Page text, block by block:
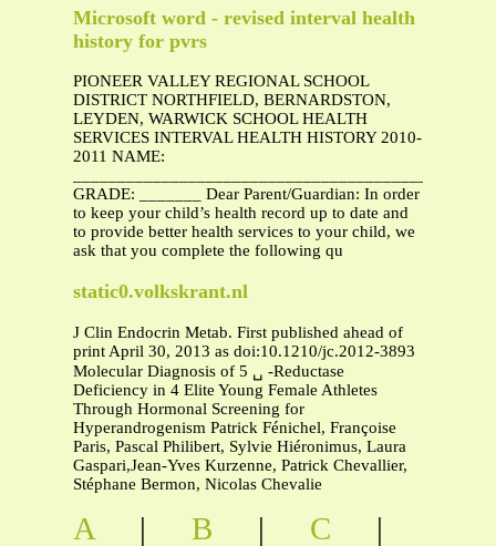
Microsoft word - revised interval health
history for pvrs
PIONEER VALLEY REGIONAL SCHOOL
DISTRICT NORTHFIELD, BERNARDSTON,
LEYDEN, WARWICK SCHOOL HEALTH
SERVICES INTERVAL HEALTH HISTORY 2010-
2011 NAME:
GRADE: _______ Dear Parent/Guardian: In order
to keep your child’s health record up to date and
to provide better health services to your child, we
ask that you complete the following qu
static0.volkskrant.nl
J Clin Endocrin Metab. First published ahead of
print April 30, 2013 as doi:10.1210/jc.2012-3893
Molecular Diagnosis of 5 ␣ -Reductase
Deficiency in 4 Elite Young Female Athletes
Through Hormonal Screening for
Hyperandrogenism Patrick Fénichel, Françoise
Paris, Pascal Philibert, Sylvie Hiéronimus, Laura
Gaspari,Jean-Yves Kurzenne, Patrick Chevallier,
Stéphane Bermon, Nicolas Chevalie
A | B | C |